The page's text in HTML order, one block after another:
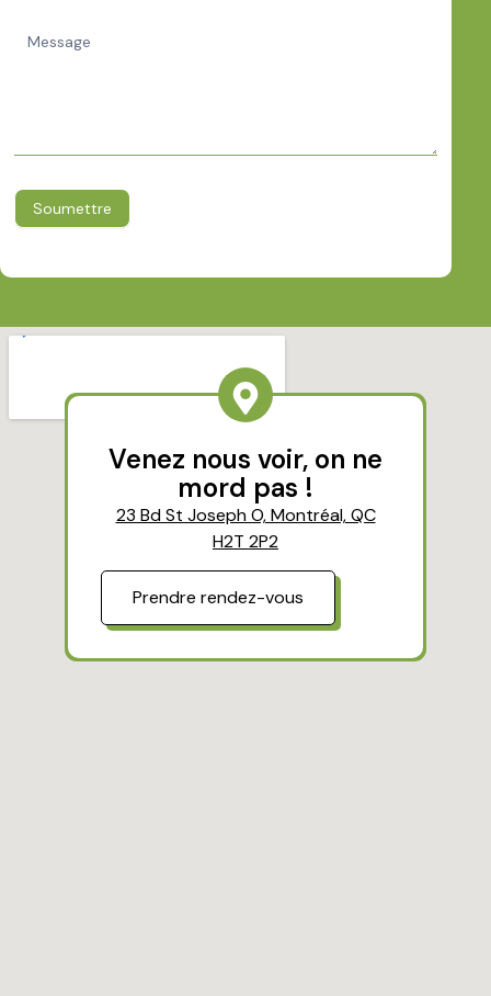
Soumettre
Venez nous voir, on ne
mord pas !
23 Bd St Joseph O, Montréal, QC
H2T 2P2
Prendre rendez-vous